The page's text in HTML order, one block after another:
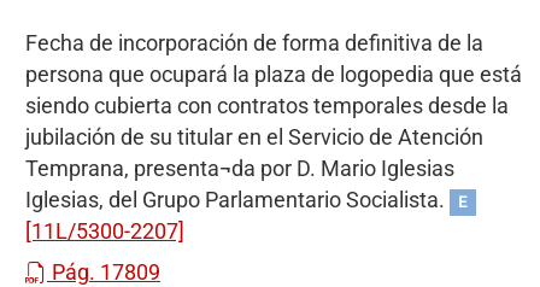
Fecha de incorporación de forma definitiva de la
persona que ocupará la plaza de logopedia que está
siendo cubierta con contratos temporales desde la
jubilación de su titular en el Servicio de Atención
Temprana, presenta¬da por D. Mario Iglesias
Iglesias, del Grupo Parlamentario Socialista.
E
[11L/5300-2207]
Pág. 17809